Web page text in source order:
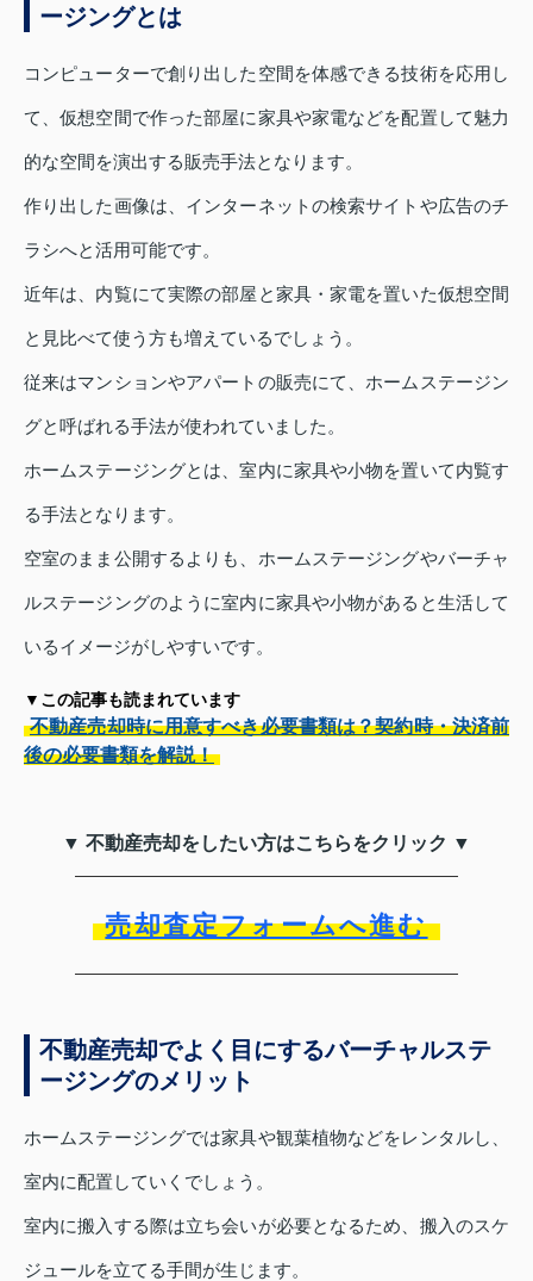
ージングとは
コンピューターで創り出した空間を体感できる技術を応用し
て、仮想空間で作った部屋に家具や家電などを配置して魅力
的な空間を演出する販売手法となります。
作り出した画像は、インターネットの検索サイトや広告のチ
ラシへと活用可能です。
近年は、内覧にて実際の部屋と家具・家電を置いた仮想空間
と見比べて使う方も増えているでしょう。
従来はマンションやアパートの販売にて、ホームステージン
グと呼ばれる手法が使われていました。
ホームステージングとは、室内に家具や小物を置いて内覧す
る手法となります。
空室のまま公開するよりも、ホームステージングやバーチャ
ルステージングのように室内に家具や小物があると生活して
いるイメージがしやすいです。
▼この記事も読まれています
不動産売却時に用意すべき必要書類は？契約時・決済前
後の必要書類を解説！
▼ 不動産売却をしたい方はこちらをクリック ▼
売却査定フォームへ進む
不動産売却でよく目にするバーチャルステ
ージングのメリット
ホームステージングでは家具や観葉植物などをレンタルし、
室内に配置していくでしょう。
室内に搬入する際は立ち会いが必要となるため、搬入のスケ
ジュールを立てる手間が生じます。